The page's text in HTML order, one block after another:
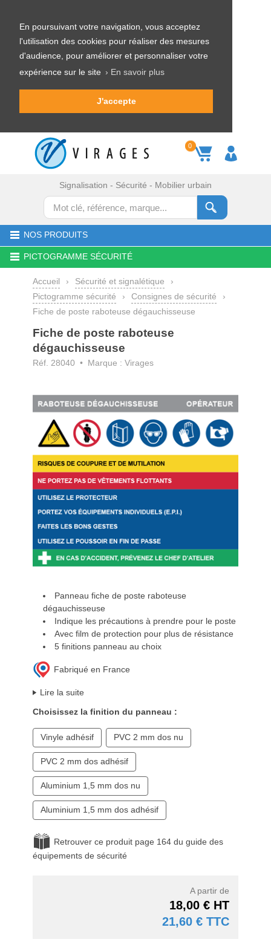
En poursuivant votre navigation, vous acceptez
l'utilisation des cookies pour réaliser des mesures
d'audience, pour améliorer et personnaliser votre
expérience sur le site › En savoir plus
J'accepte
0
Signalisation - Sécurité - Mobilier urbain
NOS PRODUITS
PICTOGRAMME SÉCURITÉ
Accueil › Sécurité et signalétique
›
Pictogramme sécurité
› Consignes de sécurité
›
Fiche de poste raboteuse dégauchisseuse
Fiche de poste raboteuse
dégauchisseuse
Réf. 28040 • Marque : Virages
Panneau fiche de poste raboteuse
dégauchisseuse
Indique les précautions à prendre pour le poste
Avec film de protection pour plus de résistance
5 finitions panneau au choix
Fabriqué en France
Lire la suite
Choisissez la finition du panneau :
Vinyle adhésif PVC 2 mm dos nu
PVC 2 mm dos adhésif
Aluminium 1,5 mm dos nu
Aluminium 1,5 mm dos adhésif
Retrouver ce produit page 164 du guide des
équipements de sécurité
A partir de
18,00 € HT
21,60 € TTC